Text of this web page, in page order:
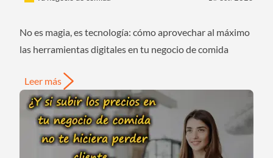
No es magia, es tecnología: cómo aprovechar al máximo
las herramientas digitales en tu negocio de comida
Leer más